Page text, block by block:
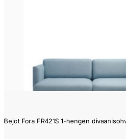
Bejot Fora FR421S 1-hengen